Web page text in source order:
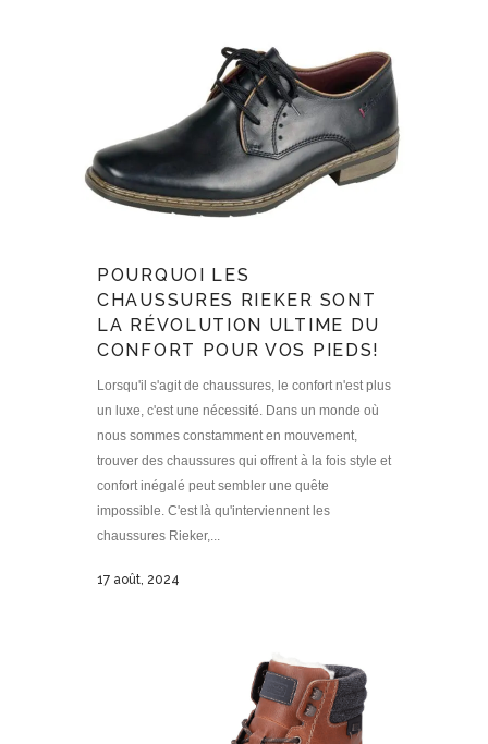
POURQUOI LES
CHAUSSURES RIEKER SONT
LA RÉVOLUTION ULTIME DU
CONFORT POUR VOS PIEDS!
Lorsqu'il s'agit de chaussures, le confort n'est plus
un luxe, c'est une nécessité. Dans un monde où
nous sommes constamment en mouvement,
trouver des chaussures qui offrent à la fois style et
confort inégalé peut sembler une quête
impossible. C'est là qu'interviennent les
chaussures Rieker,...
17 août, 2024